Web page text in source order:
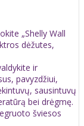
„Shelly Wall
dėžutes,
ir
pavyzdžiui,
sausintuvų
bei drėgmę.
šviesos